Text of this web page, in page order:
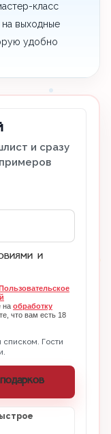
класс
выходные
удобно
и сразу
и
Пользовательское
на обработку
что вам есть 18
списком. Гости